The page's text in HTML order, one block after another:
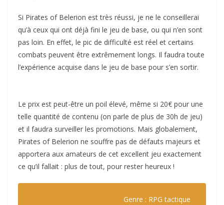
Si Pirates of Belerion est très réussi, je ne le conseillerai
qu’à ceux qui ont déjà fini le jeu de base, ou qui n’en sont
pas loin. En effet, le pic de difficulté est réel et certains
combats peuvent être extrêmement longs. Il faudra toute
l’expérience acquise dans le jeu de base pour s’en sortir.
Le prix est peut-être un poil élevé, même si 20€ pour une
telle quantité de contenu (on parle de plus de 30h de jeu)
et il faudra surveiller les promotions. Mais globalement,
Pirates of Belerion ne souffre pas de défauts majeurs et
apportera aux amateurs de cet excellent jeu exactement
ce qu’il fallait : plus de tout, pour rester heureux !
Genre : RPG tactique